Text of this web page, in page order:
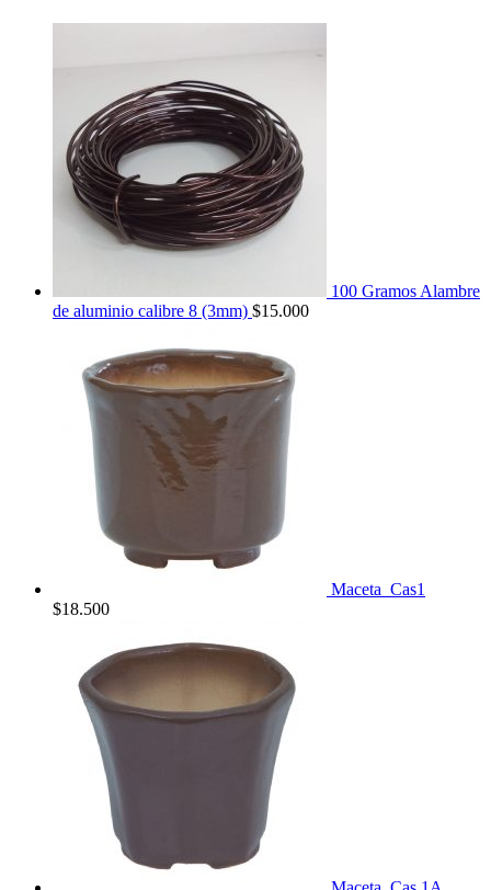
100 Gramos Alambre
de aluminio calibre 8 (3mm) $15.000
Maceta_Cas1
$18.500